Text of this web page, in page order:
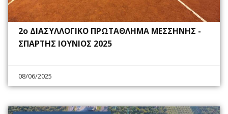
2ο ΔΙΑΣΥΛΛΟΓΙΚΟ ΠΡΩΤΑΘΛΗΜΑ ΜΕΣΣΗΝΗΣ -
ΣΠΑΡΤΗΣ ΙΟΥΝΙΟΣ 2025
08/06/2025